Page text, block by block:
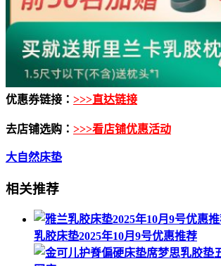
优惠券链接： >>>直达链接
去店铺选购： >>>看店铺优惠活动
大自然床垫
相关推荐
乳胶床垫2025年10月9号优惠推荐